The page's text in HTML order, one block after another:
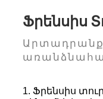
Ֆրենսիս
1. Ֆրենսիս